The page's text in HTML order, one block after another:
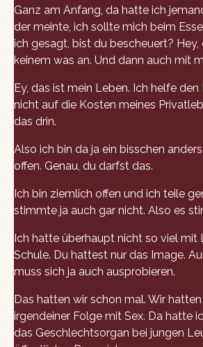
Ganz am Anfang, da hatte ich
der meinte, ich sollte mich beim
ich gesagt, bist du bescheuert? Hey,
keinem was an. Und dann auch mit
Ey, das ist mein Leben. Ich helfe
nicht auf die Kosten meines
das drin.
Also ich bin da ja ein bisschen
offen. Genau, du darfst das.
Ich bin ziemlich offen und ich teile
stimmte ja auch gar nicht. Also es
Ich hatte überhaupt nicht so viel mit
Schule. Du hattest nur das Image.
muss sich ja auch ausprobieren.
Das hatten wir schon mal. Wir
irgendeiner Folge mit Sex. Da hatte
das Geschlechtsorgan bei jungen